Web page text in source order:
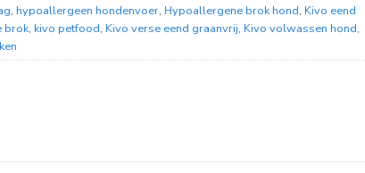
, hypoallergeen hondenvoer, Hypoallergene brok hond, Kivo eend
brok, kivo petfood, Kivo verse eend graanvrij, Kivo volwassen hond,